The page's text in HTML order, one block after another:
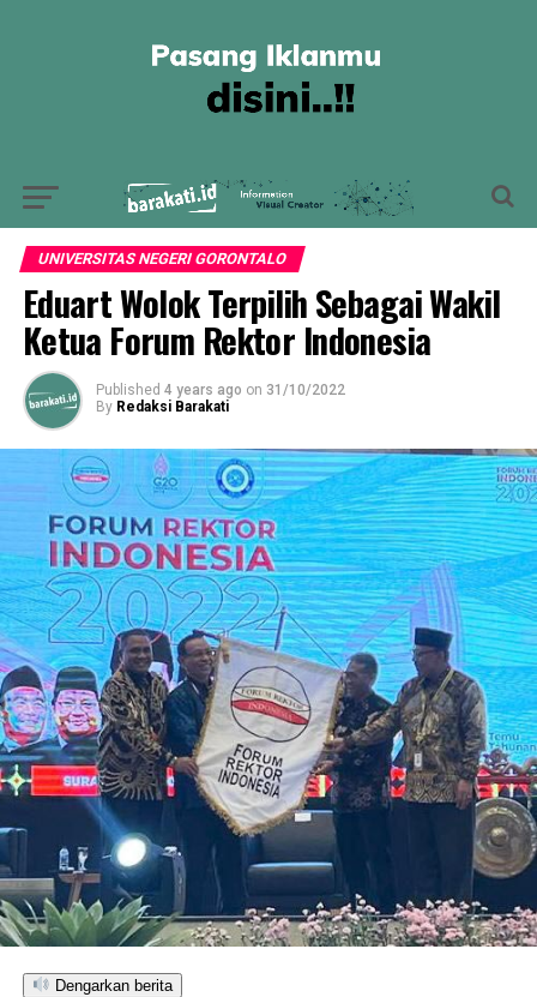
UNIVERSITAS NEGERI GORONTALO
Eduart Wolok Terpilih Sebagai Wakil
Ketua Forum Rektor Indonesia
Published 4 years ago on 31/10/2022
By Redaksi Barakati
Dengarkan berita